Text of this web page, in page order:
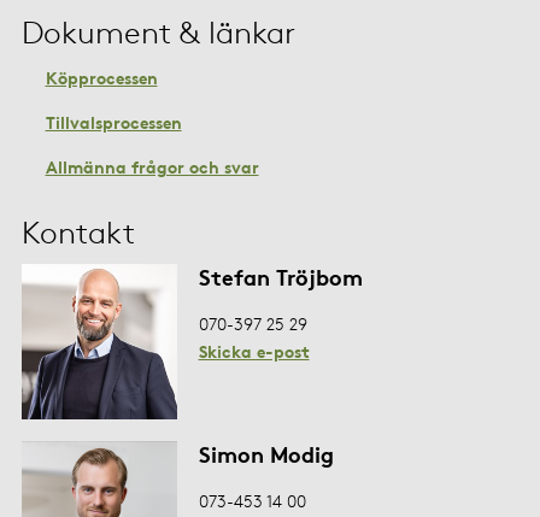
Dokument & länkar
Köpprocessen
Tillvalsprocessen
Allmänna frågor och svar
Kontakt
Stefan Tröjbom
070-397 25 29
Skicka e-post
Simon Modig
073-453 14 00